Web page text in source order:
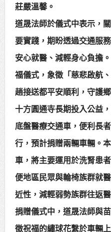
莊嚴溫馨。
道晟法師於儀式中表示，
要實踐，期盼透過交通服
安心就醫、減輕身心負擔
福儀式，象徵「慈悲啟航
趟接送都平安順利，守護
十方圓通寺長期投入公益
底盤醫療交通車，便利長
行，預計捐贈兩輛車輛。
車，將主要運用於洗腎患
便地區民眾與輪椅族群就
近性，減輕弱勢族群往返
捐贈儀式中，道晟法師與
徵祝福的繡球花繫於車輛